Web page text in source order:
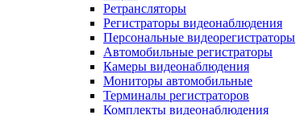
Ретрансляторы
Регистраторы видеонаблюдения
Персональные видеорегистраторы
Автомобильные регистраторы
Камеры видеонаблюдения
Мониторы автомобильные
Терминалы регистраторов
Комплекты видеонаблюдения